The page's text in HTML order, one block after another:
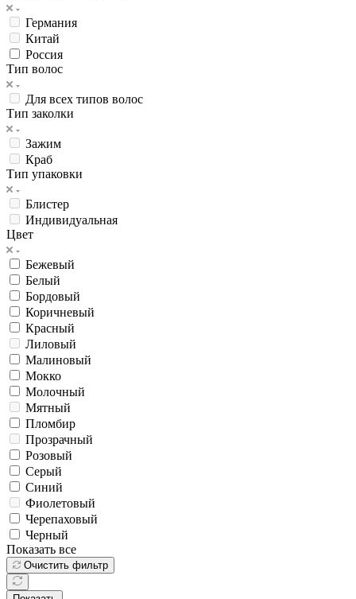
Германия
Китай
Россия
Тип волос
Для всех типов волос
Тип заколки
Зажим
Краб
Тип упаковки
Блистер
Индивидуальная
Цвет
Бежевый
Белый
Бордовый
Коричневый
Красный
Лиловый
Малиновый
Мокко
Молочный
Мятный
Пломбир
Прозрачный
Розовый
Серый
Синий
Фиолетовый
Черепаховый
Черный
Показать все
Очистить фильтр